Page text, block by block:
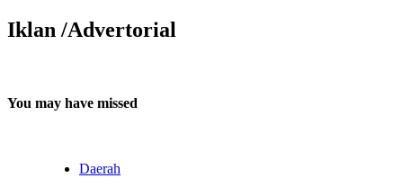
Iklan /Advertorial
You may have missed
Daerah